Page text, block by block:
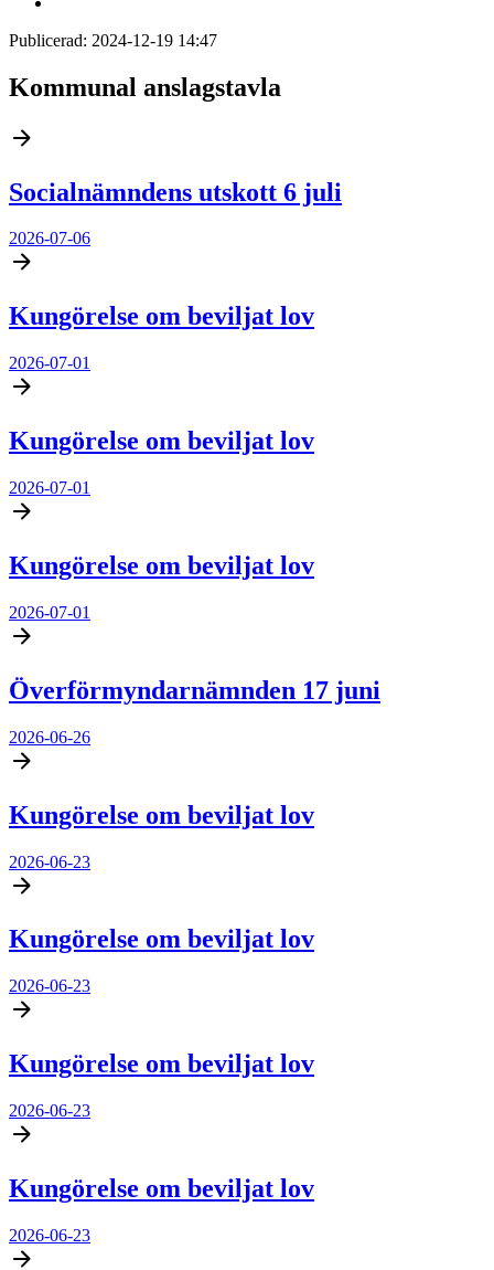
Publicerad: 2024-12-19 14:47
Kommunal anslagstavla
Socialnämndens utskott 6 juli
2026-07-06
Kungörelse om beviljat lov
2026-07-01
Kungörelse om beviljat lov
2026-07-01
Kungörelse om beviljat lov
2026-07-01
Överförmyndarnämnden 17 juni
2026-06-26
Kungörelse om beviljat lov
2026-06-23
Kungörelse om beviljat lov
2026-06-23
Kungörelse om beviljat lov
2026-06-23
Kungörelse om beviljat lov
2026-06-23